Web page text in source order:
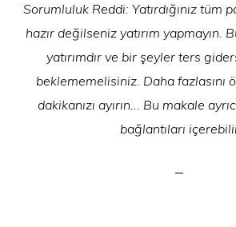
Sorumluluk Reddi: Yatırdığınız tüm
hazır değilseniz yatırım yapmayın.
yatırımdır ve bir şeyler ters
beklememelisiniz. Daha fazlasını
dakikanızı ayırın... Bu makale
bağlantıları